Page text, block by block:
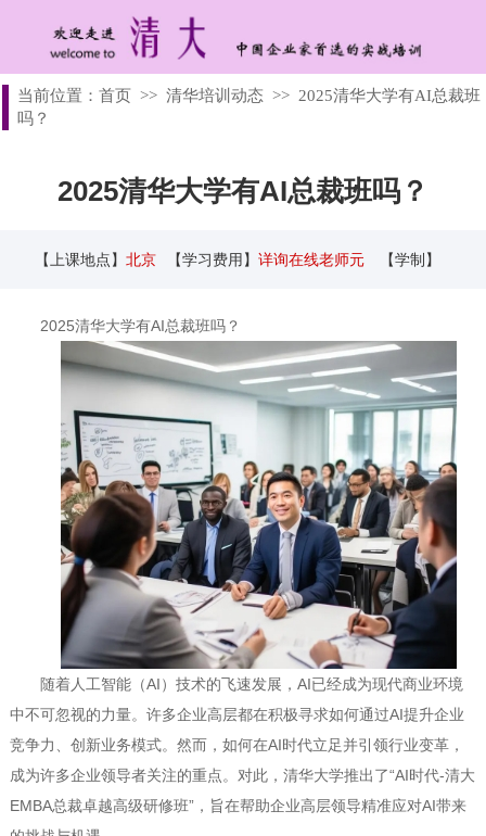
当前位置： 首页 >> 清华培训动态 >> 2025清华大学有AI总裁班
吗？
2025清华大学有AI总裁班吗？
【上课地点】 北京 【学习费用】 详询在线老师元 【学制】
2025清华大学有AI总裁班吗？
随着人工智能（AI）技术的飞速发展，AI已经成为现代商业环境
中不可忽视的力量。许多企业高层都在积极寻求如何通过AI提升企业
竞争力、创新业务模式。然而，如何在AI时代立足并引领行业变革，
成为许多企业领导者关注的重点。对此，清华大学推出了“AI时代-清大
EMBA总裁卓越高级研修班”，旨在帮助企业高层领导精准应对AI带来